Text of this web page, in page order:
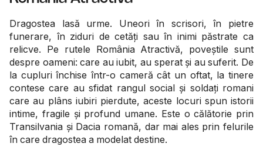
Dragostea lasă urme. Uneori în scrisori, în pietre
funerare, în ziduri de cetăți sau în inimi păstrate ca
relicve. Pe rutele România Atractivă, poveștile sunt
despre oameni: care au iubit, au sperat și au suferit. De
la cupluri închise într-o cameră cât un oftat, la tinere
contese care au sfidat rangul social și soldați romani
care au plâns iubiri pierdute, aceste locuri spun istorii
intime, fragile și profund umane. Este o călătorie prin
Transilvania și Dacia romană, dar mai ales prin felurile
în care dragostea a modelat destine.